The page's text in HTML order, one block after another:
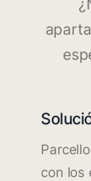
con los